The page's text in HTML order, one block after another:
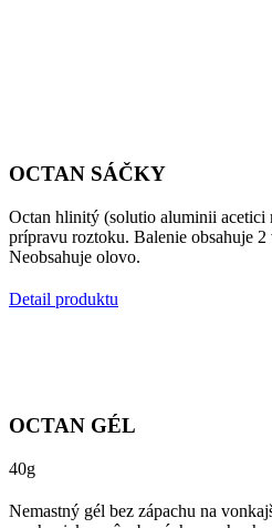
OCTAN SÁČKY
Octan hlinitý (solutio aluminii acetici
prípravu roztoku. Balenie obsahuje
Neobsahuje olovo.
Detail produktu
OCTAN GÉL
40g
Nemastný gél bez zápachu na